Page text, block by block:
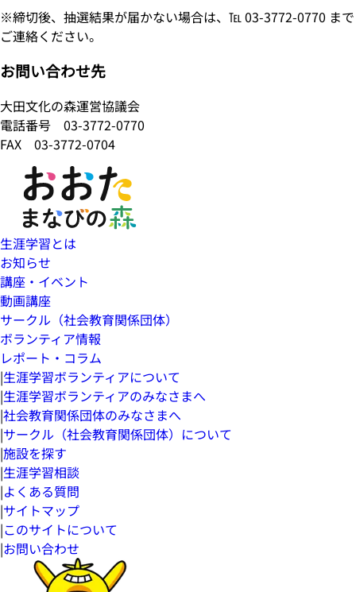
※締切後、抽選結果が届かない場合は、℡ 03-3772-0770 まで
ご連絡ください。
お問い合わせ先
大田文化の森運営協議会
電話番号 03-3772-0770
FAX 03-3772-0704
生涯学習とは
お知らせ
講座・イベント
動画講座
サークル（社会教育関係団体）
ボランティア情報
レポート・コラム
|生涯学習ボランティアについて
|生涯学習ボランティアのみなさまへ
|社会教育関係団体のみなさまへ
|サークル（社会教育関係団体）について
|施設を探す
|生涯学習相談
|よくある質問
|サイトマップ
|このサイトについて
|お問い合わせ